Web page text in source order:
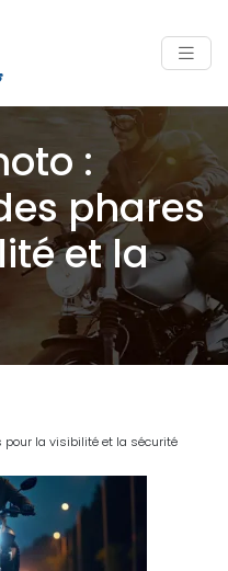
:
phares
et la
pour la visibilité et la sécurité